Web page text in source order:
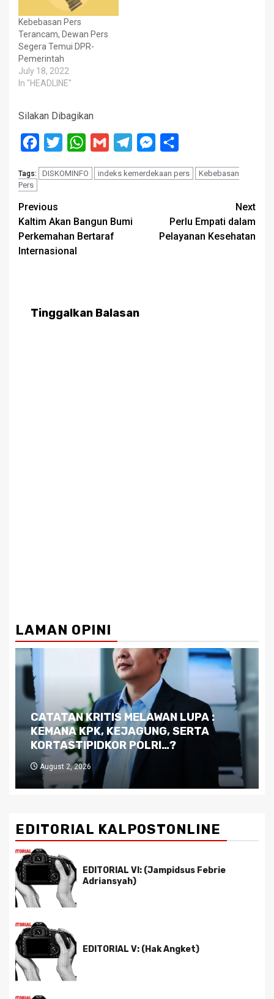
Kebebasan Pers
Terancam, Dewan Pers
Segera Temui DPR-
Pemerintah
July 18, 2022
In "HEADLINE"
Silakan Dibagikan
Facebook
Twitter WhatsApp
Gmail TelegramMessenger
Tags: DISKOMINFO indeks kemerdekaan pers
Kebebasan
Pers
Post
navigation
Previous
Kaltim Akan Bangun Bumi
Perkemahan Bertaraf
Internasional
Next
Perlu Empati dalam
Pelayanan Kesehatan
Tinggalkan Balasan
LAMAN OPINI
Dilema Kaltim di Tengah Krisis:
Kutukan Sumber Daya Alam dan
Pemimpin yang Tak Kreatif
July 29, 2026
EDITORIAL KALPOSTONLINE
EDITORIAL VI: (Jampidsus Febrie
Adriansyah)
EDITORIAL V: (Hak Angket)